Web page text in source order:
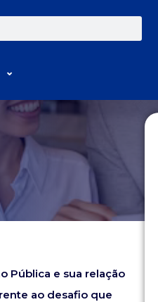
⌄
Pública e sua relação
ao desafio que